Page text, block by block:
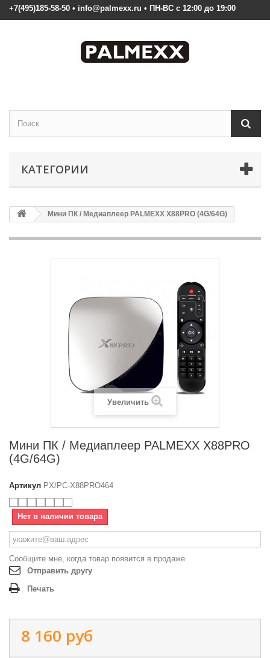
+7(495)185-58-50 • info@palmexx.ru • ПН-ВС с 12:00 до 19:00
КАТЕГОРИИ
Мини ПК / Медиаплеер PALMEXX X88PRO (4G/64G)
Увеличить
Мини ПК / Медиаплеер PALMEXX X88PRO
(4G/64G)
Артикул PX/PC-X88PRO464
Нет в наличии товара
Сообщите мне, когда товар появится в продаже
Отправить другу
Печать
8 160 руб